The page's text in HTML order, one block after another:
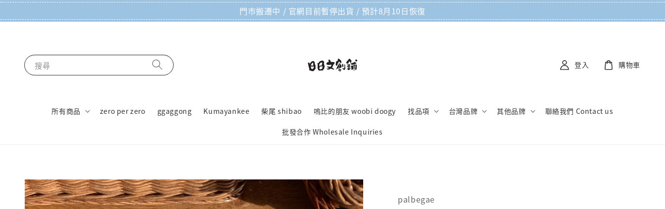
門市搬遷中 / 官網目前暫停出貨 / 預計8月10日恢復
搜尋
所有商品 zero per zero ggaggong Kumayankee 柴尾 shibao 嗚比的朋友 woobi doogy 找品項 台灣品牌 其他品牌 聯絡我們 Contact us
批發合作 Wholesale Inquiries
登入 購物車
palbegae